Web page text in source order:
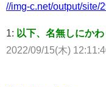
//img-c.net/output/site/
1: 以下、名無しにか
2022/09/15(木)